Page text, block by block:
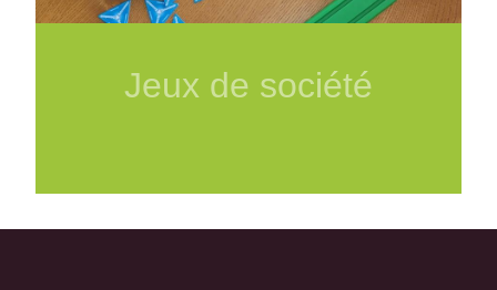
Jeux de société